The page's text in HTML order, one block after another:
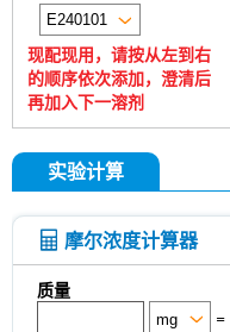
现配现用，请按从左到右
的顺序依次添加，澄清后
再加入下一溶剂
实验计算
摩尔浓度计算器
质量
=